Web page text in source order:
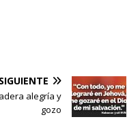
SIGUIENTE
alegría y
gozo